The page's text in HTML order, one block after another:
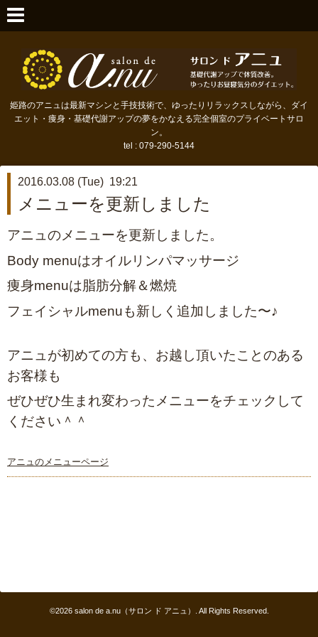
姫路のアニュは最新マシンと手技技術で、ゆったりリラックスしながら、ダイ
エット・痩身・基礎代謝アップの夢をかなえる完全個室のプライベートサロ
ン。
tel : 079-290-5144
2016.03.08 (Tue) 19:21
メニューを更新しました
アニュのメニューを更新しました。
Body menuはオイルリンパマッサージ
痩身menuは脂肪分解＆燃焼
フェイシャルmenuも新しく追加しました〜♪
アニュが初めての方も、お越し頂いたことのある
お客様も
ぜひぜひ生まれ変わったメニューをチェックして
ください＾＾
アニュのメニューページ
©2026 salon de a.nu（サロン ド アニュ） . All Rights Reserved.